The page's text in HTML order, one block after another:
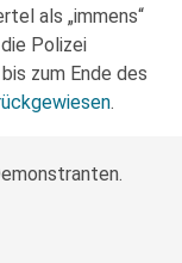
als „immens“
Polizei
bis zum Ende des
.